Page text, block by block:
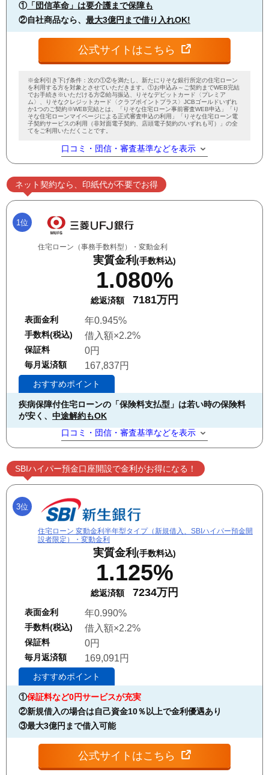
①「団信革命」は要介護まで保障も
②自社商品なら、 最大3億円まで借り入れOK!
公式サイトはこちら
※金利引き下げ条件：次の①②を満たし、新たにりそな銀行所定の住宅ローン
を利用する方を対象とさせていただきます。①お申込み～ご契約までWEB完結
でお手続き※いただける方②給与振込、りそなデビットカード〈プレミア
ム〉、りそなクレジットカード〈クラブポイントプラス〉JCBゴールドいずれ
か1つのご契約※WEB完結とは、「りそな住宅ローン事前審査WEB申込」「り
そな住宅ローンマイページによる正式審査申込の利用」「りそな住宅ローン電
子契約サービスの利用（非対面電子契約、店頭電子契約のいずれも可）」の全
てをご利用いただくことです。
口コミ・団信・審査基準などを表示
ネット契約なら、印紙代が不要でお得
1位
住宅ローン（事務手数料型）・変動金利
実質金利 (手数料込)
1.080%
総返済額 7181万円
表面金利 年0.945%
手数料(税込) 借入額×2.2%
保証料 0円
毎月返済額 167,837円
おすすめポイント
疾病保障付住宅ローンの「保険料支払型」は若い時の保険料
が安く、 中途解約もOK
口コミ・団信・審査基準などを表示
SBIハイパー預金口座開設で金利がお得になる！
3位
住宅ローン 変動金利半年型タイプ（新規借入、SBIハイパー預金開
設者限定）・変動金利
実質金利 (手数料込)
1.125%
総返済額 7234万円
表面金利 年0.990%
手数料(税込) 借入額×2.2%
保証料 0円
毎月返済額 169,091円
おすすめポイント
①保証料など0円サービスが充実
②新規借入の場合は自己資金10％以上で金利優遇あり
③最大3億円まで借入可能
公式サイトはこちら